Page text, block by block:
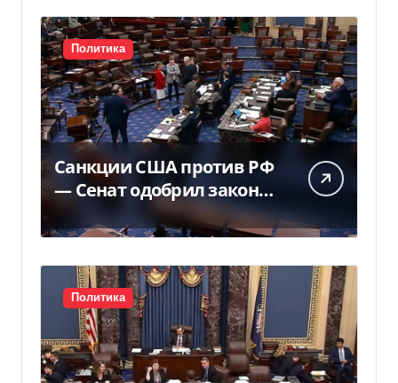
Политика
Санкции США против РФ
— Сенат одобрил закон
Грема — Фокус
Политика